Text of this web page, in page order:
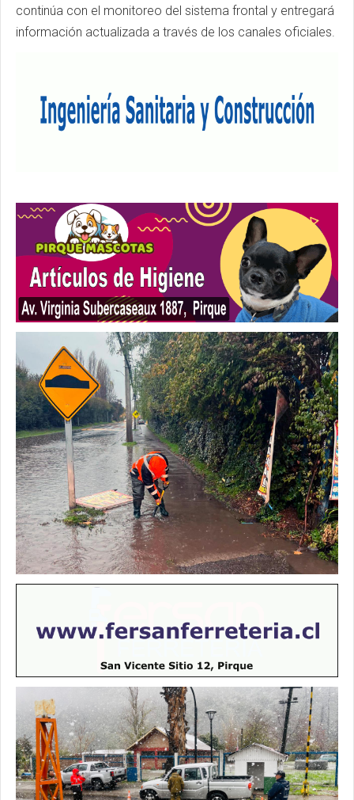
continúa con el monitoreo del sistema frontal y entregará
información actualizada a través de los canales oficiales.